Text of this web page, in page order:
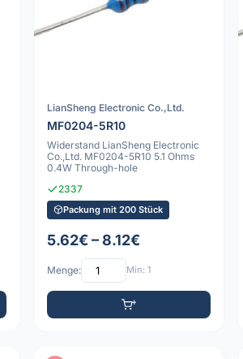
LianSheng Electronic Co.,Ltd.
MF0204-5R10
Widerstand LianSheng Electronic
Co.,Ltd. MF0204-5R10 5.1 Ohms
0.4W Through-hole
2337
Packung mit 200 Stück
5.62€ – 8.12€
Menge: Min: 1